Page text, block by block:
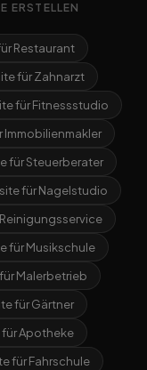
ERSTELLEN
Restaurant
für Zahnarzt
für Fitnessstudio
Immobilienmakler
für Steuerberater
für Nagelstudio
für Musikschule
Malerbetrieb
für Gärtner
Apotheke
für Fahrschule